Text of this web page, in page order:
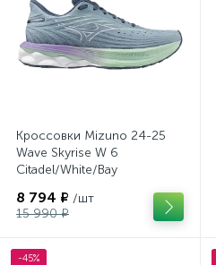
Кроссовки Mizuno 24-25
Wave Skyrise W 6
Citadel/White/Bay
8 794 ₽ /шт
15 990 ₽
-45%